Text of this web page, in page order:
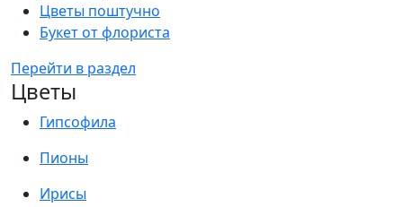
Цветы поштучно
Букет от флориста
Перейти в раздел
Цветы
Гипсофила
Пионы
Ирисы